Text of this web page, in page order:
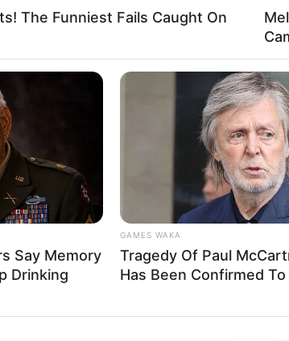
The Funniest Fails Caught On
Say Memory
Drinking
GAMES WAKA
Tragedy Of Paul
Has Been Confirmed To